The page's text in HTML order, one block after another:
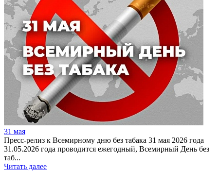
31 мая
Пресс-релиз к Всемирному дню без табака 31 мая 2026 года
31.05.2026 года проводится ежегодный, Всемирный День без
таб...
Читать далее